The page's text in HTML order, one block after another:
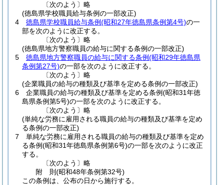
〔次のよう〕略
(徳島県学校職員給与条例の一部改正)
4
徳島県学校職員給与条例(昭和27年徳島県条例第4号)の一
部を次のように改正する。
〔次のよう〕略
(徳島県地方警察職員の給与に関する条例の一部改正)
5
徳島県地方警察職員の給与に関する条例(昭和29年徳島県
条例第27号)の一部を次のように改正する。
〔次のよう〕略
(企業職員の給与の種類及び基準を定める条例の一部改正)
6
企業職員の給与の種類及び基準を定める条例(昭和31年徳
島県条例第5号)の一部を次のように改正する。
〔次のよう〕略
(単純な労務に雇用される職員の給与の種類及び基準を定め
る条例の一部改正)
7
単純な労務に雇用される職員の給与の種類及び基準を定め
る条例(昭和31年徳島県条例第6号)の一部を次のように改正
する。
〔次のよう〕略
附 則(昭和48年条例第32号)
この条例は、公布の日から施行する。